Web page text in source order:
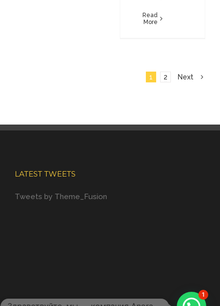
Read
More
1 2 Next
LATEST TWEETS
Tweets by Theme_Fusion
1